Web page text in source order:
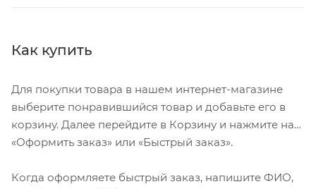
Как купить
Для покупки товара в нашем интернет-магазине
выберите понравившийся товар и добавьте его в
корзину. Далее перейдите в Корзину и нажмите на
«Оформить заказ» или «Быстрый заказ».
Когда оформляете быстрый заказ, напишите ФИО,